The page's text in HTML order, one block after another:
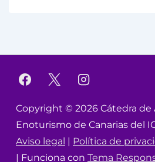
Copyright © 2026 Cátedra
Enoturismo de Canarias del
Aviso legal | Política de
| Funciona con Tema